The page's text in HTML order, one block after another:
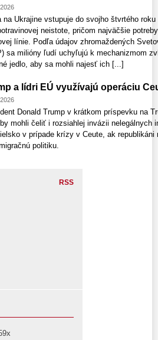
na Ukrajine vstupuje do svojho štvrtého
neistote, pričom najväčšie
línie. Podľa údajov zhromaždených
sa milióny ľudí uchyľujú k mechanizmom
jedlo, aby sa mohli najesť ich [...]
a lídri EÚ využívajú operáciu
Donald Trump v krátkom príspevku na
mohli čeliť i rozsiahlej invázii nelegálnych
v prípade krízy v Ceute, ak republikáni
politiku.
RSS